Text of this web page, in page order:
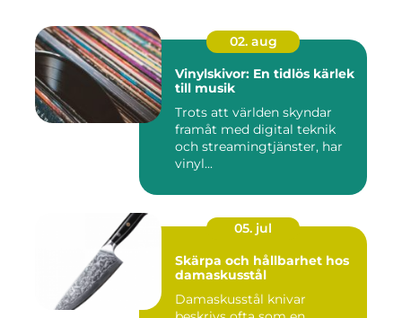
02. aug
Vinylskivor: En tidlös kärlek
till musik
Trots att världen skyndar
framåt med digital teknik
och streamingtjänster, har
vinyl...
05. jul
Skärpa och hållbarhet hos
damaskusstål
Damaskusstål knivar